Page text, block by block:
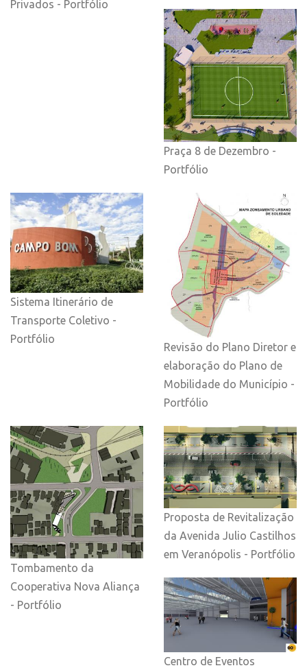
Privados - Portfólio
Praça 8 de Dezembro -
Portfólio
Sistema Itinerário de
Transporte Coletivo -
Portfólio
Revisão do Plano Diretor e
elaboração do Plano de
Mobilidade do Município -
Portfólio
Tombamento da
Cooperativa Nova Aliança
- Portfólio
Proposta de Revitalização
da Avenida Julio Castilhos
em Veranópolis - Portfólio
Centro de Eventos